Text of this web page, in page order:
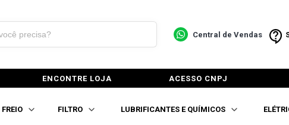
Central de Vendas
ENCONTRE LOJA ACESSO CNPJ
FREIO FILTRO LUBRIFICANTES E QUÍMICOS